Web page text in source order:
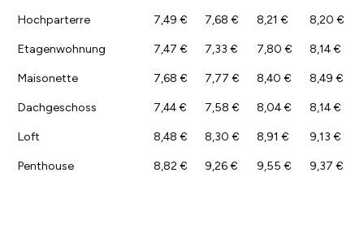
Hochparterre 7,49 € 7,68 € 8,21 € 8,20 €
Etagenwohnung 7,47 € 7,33 € 7,80 € 8,14 €
Maisonette 7,68 € 7,77 € 8,40 € 8,49 €
Dachgeschoss 7,44 € 7,58 € 8,04 € 8,14 €
Loft 8,48 € 8,30 € 8,91 € 9,13 €
Penthouse 8,82 € 9,26 € 9,55 € 9,37 €